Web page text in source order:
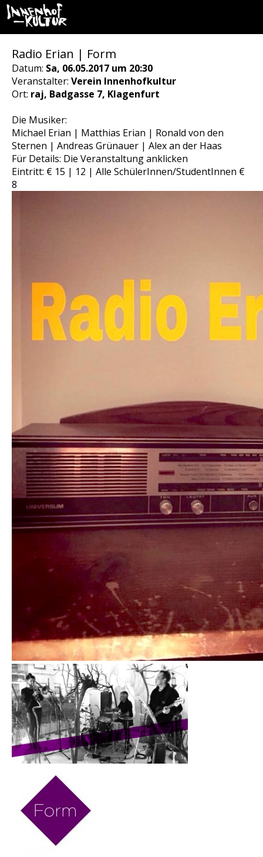
Radio Erian | Form
Datum: Sa, 06.05.2017 um 20:30
Veranstalter: Verein Innenhofkultur
Ort: raj, Badgasse 7, Klagenfurt
Die Musiker:
Michael Erian | Matthias Erian | Ronald von den
Sternen | Andreas Grünauer | Alex an der Haas
Für Details: Die Veranstaltung anklicken
Eintritt: € 15 | 12 | Alle SchülerInnen/StudentInnen €
8